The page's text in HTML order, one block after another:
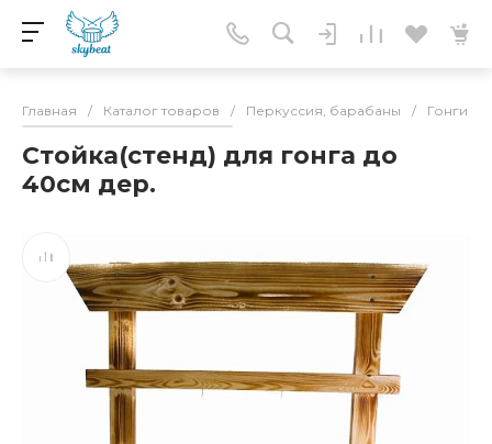
Главная / Каталог товаров / Перкуссия, барабаны / Гонги
Стойка(стенд) для гонга до
40см дер.